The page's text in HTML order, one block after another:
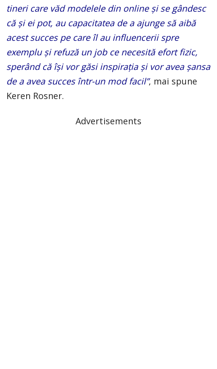
tineri care văd modelele din online și se gândesc
că și ei pot, au capacitatea de a ajunge să aibă
acest succes pe care îl au influencerii spre
exemplu și refuză un job ce necesită efort fizic,
sperând că își vor găsi inspirația și vor avea șansa
de a avea succes într-un mod facil”, mai spune
Keren Rosner.
Advertisements